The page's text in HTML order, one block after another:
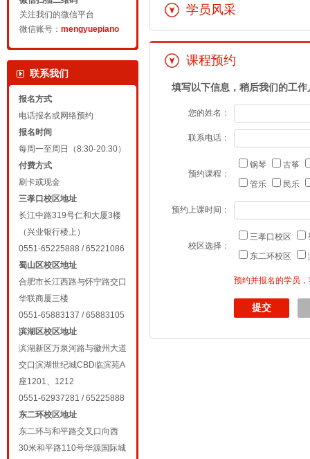
关注我们的微信平台
微信账号： mengyuepiano
联系我们
报名方式
电话报名或网络预约
报名时间
每周一至周日（8:30-20:30）
付费方式
刷卡或现金
三孝口校区地址
长江中路319号仁和大厦3楼
（兴业银行楼上）
0551-65225888 / 65221086
蜀山区校区地址
合肥市长江西路与怀宁路交口
华联商厦三楼
0551-65883137 / 65883105
滨湖区校区地址
滨湖新区万泉河路与徽州大道
交口滨湖世纪城CBD临滨苑A
座1201、1212
0551-62937281 / 65225888
东二环校区地址
东二环与和平路交叉口向西
30米和平路110号华源国际城
学员风采
课程预约
填写以下信息，稍后我们的工
您的姓名：
联系电话：
预约课程：
钢琴
古筝
管乐
民乐
预约上课时间：
校区选择：
三孝口校区
东二环校区
预约并报名的学员